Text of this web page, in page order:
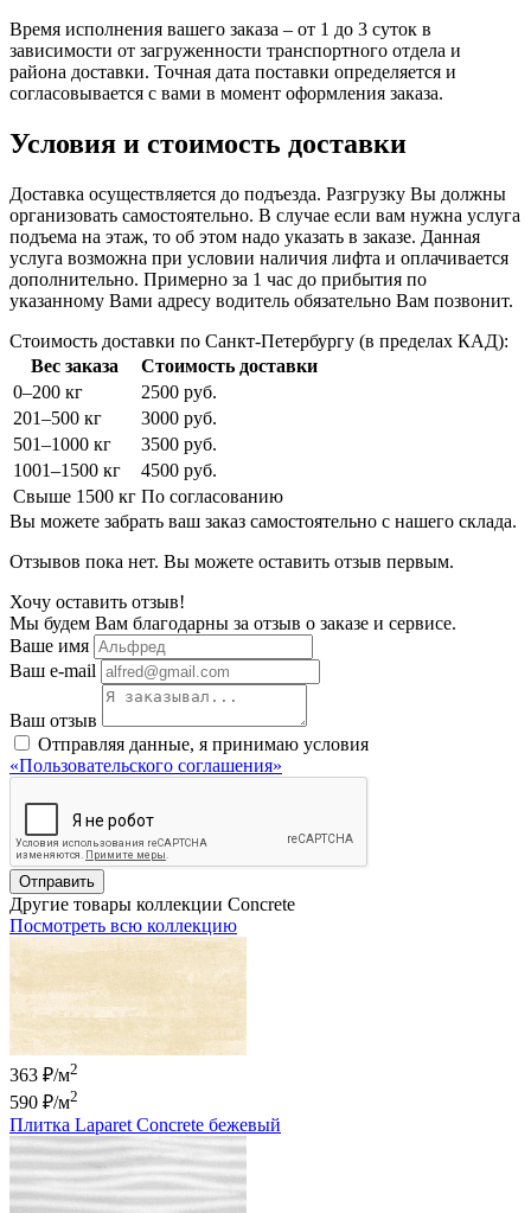
Время исполнения вашего заказа – от 1 до 3 суток в
зависимости от загруженности транспортного отдела и
района доставки. Точная дата поставки определяется и
согласовывается с вами в момент оформления заказа.
Условия и стоимость доставки
Доставка осуществляется до подъезда. Разгрузку Вы должны
организовать самостоятельно. В случае если вам нужна услуга
подъема на этаж, то об этом надо указать в заказе. Данная
услуга возможна при условии наличия лифта и оплачивается
дополнительно. Примерно за 1 час до прибытия по
указанному Вами адресу водитель обязательно Вам позвонит.
Стоимость доставки по Санкт-Петербургу (в пределах КАД):
Вес заказа
Стоимость доставки
0–200 кг
2500 руб.
201–500 кг
3000 руб.
501–1000 кг
3500 руб.
1001–1500 кг
4500 руб.
Свыше 1500 кг По согласованию
Вы можете забрать ваш заказ самостоятельно с нашего склада.
Отзывов пока нет. Вы можете оставить отзыв первым.
Хочу оставить отзыв!
Мы будем Вам благодарны за отзыв о заказе и сервисе.
Ваше имя
Ваш e-mail
Ваш отзыв
Отправляя данные, я принимаю условия
«Пользовательского соглашения»
Отправить
Другие товары коллекции Concrete
Посмотреть всю коллекцию
363 ₽/м2
590 ₽/м2
Плитка Laparet Concrete бежевый